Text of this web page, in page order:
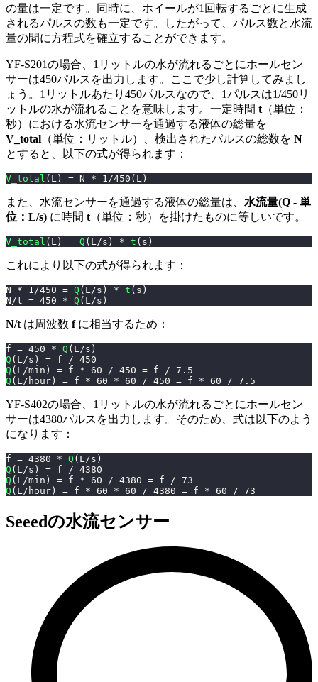
の量は一定です。同時に、ホイールが1回転するごとに生成
されるパルスの数も一定です。したがって、パルス数と水流
量の間に方程式を確立することができます。
YF-S201の場合、1リットルの水が流れるごとにホールセン
サーは450パルスを出力します。ここで少し計算してみまし
ょう。1リットルあたり450パルスなので、1パルスは1/450リ
ットルの水が流れることを意味します。一定時間 t （単位：
秒）における水流センサーを通過する液体の総量を
V_total （単位：リットル）、検出されたパルスの総数を N
とすると、以下の式が得られます：
V_total ( L ) = N * 1 /450 ( L )
また、水流センサーを通過する液体の総量は、 水流量(Q - 単
位：L/s) に時間 t （単位：秒）を掛けたものに等しいです。
V_total ( L ) = Q ( L /s ) * t ( s )
これにより以下の式が得られます：
N * 1 /450 = Q ( L /s ) * t ( s )
N /t = 450 * Q ( L /s )
N/t は周波数 fに相当するため：
f = 450 * Q ( L /s )
Q ( L /s ) = f / 450
Q ( L /min ) = f * 60 / 450 = f / 7.5
Q ( L / hour) = f * 60 * 60 / 450 = f * 60 / 7.5
YF-S402の場合、1リットルの水が流れるごとにホールセン
サーは4380パルスを出力します。そのため、式は以下のよう
になります：
f = 4380 * Q ( L /s )
Q ( L /s ) = f / 4380
Q ( L /min ) = f * 60 / 4380 = f / 73
Q ( L / hour) = f * 60 * 60 / 4380 = f * 60 / 73
Seeedの水流センサー